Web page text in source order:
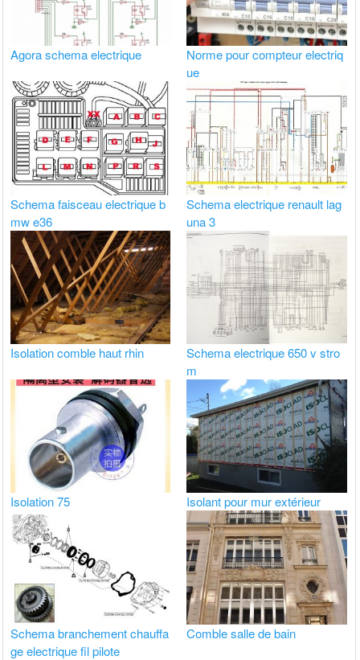
Agora schema electrique
Norme pour compteur electriq
ue
Schema faisceau electrique b
mw e36
Schema electrique renault lag
una 3
Isolation comble haut rhin
Schema electrique 650 v stro
m
Isolation 75 Isolant pour mur extérieur
Schema branchement chauffa
ge electrique fil pilote
Comble salle de bain